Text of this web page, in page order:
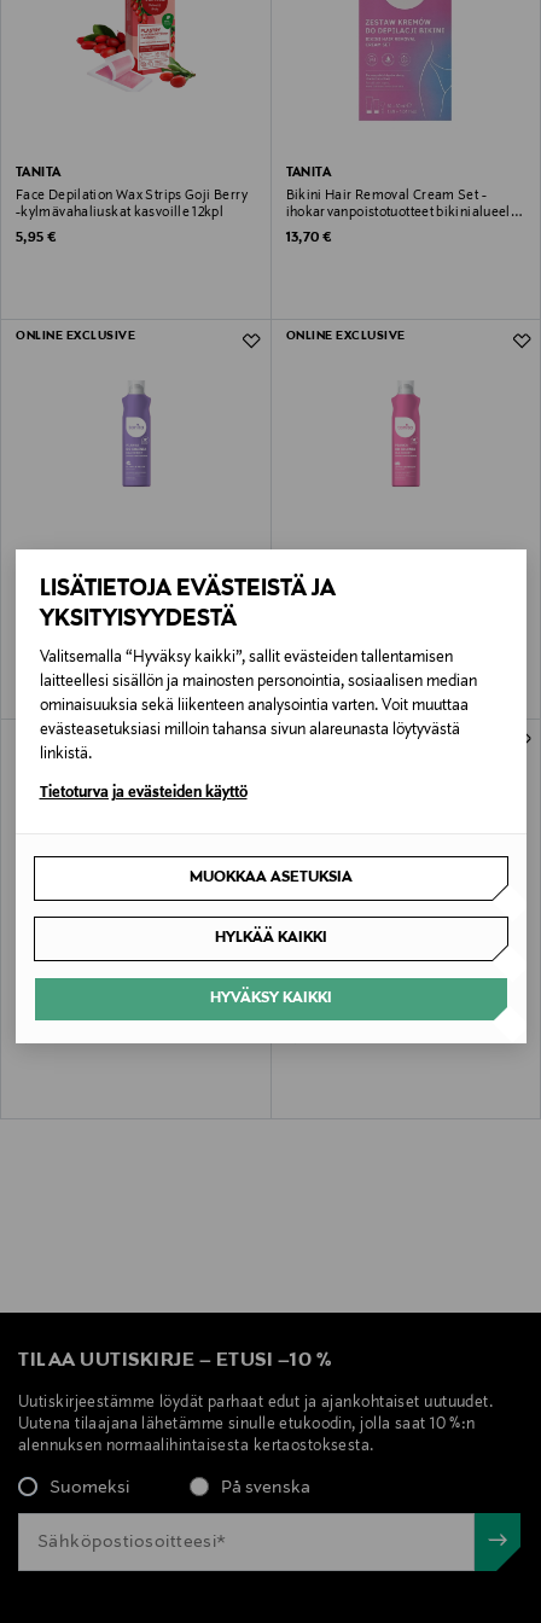
LISÄTIETOJA EVÄSTEISTÄ JA
YKSITYISYYDESTÄ
Valitsemalla “Hyväksy kaikki”, sallit evästeiden tallentamisen
laitteellesi sisällön ja mainosten personointia, sosiaalisen median
ominaisuuksia sekä liikenteen analysointia varten. Voit muuttaa
evästeasetuksiasi milloin tahansa sivun alareunasta löytyvästä
linkistä.
Tietoturva ja evästeiden käyttö
MUOKKAA ASETUKSIA
HYLKÄÄ KAIKKI
HYVÄKSY KAIKKI
TANITA
Face Depilation Wax Strips Goji Berry
-kylmävahaliuskat kasvoille 12kpl
Original Price
5,95 €
TANITA
Bikini Hair Removal Cream Set -
ihokarvanpoistotuotteet bikinialueelle
50+30ml
Original Price
13,70 €
ONLINE EXCLUSIVE
Shaving Foam for women
Plum&Melon -ihokarvanajovaahto
200ml
ONLINE EXCLUSIVE
TANITA
Shaving Gel for women Lotus&Cotton -
ONLINE EXCLUSIVE
Body Depilation Wax Strips Goji Berry
ONLINE EXCLUSIVE
Vegan Face Wax Strips 2 YHDEN
TILAA UUTISKIRJE – ETUSI –10 %
Uutiskirjeestämme löydät parhaat edut ja ajankohtaiset uutuudet.
Uutena tilaajana lähetämme sinulle etukoodin, jolla saat 10 %:n
alennuksen normaalihintaisesta kertaostoksesta.
Suomeksi På svenska